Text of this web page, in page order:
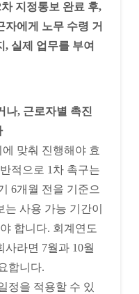
지정통보 완료 후,
자에게 노무 수령 거
, 실제 업무를 부여
나, 근로자별 촉진
맞춰 진행해야 효
적으로 1차 촉구는
6개월 전을 기준으
는 사용 가능 기간이
합니다. 회계연도
라면 7월과 10월
합니다.
정을 적용할 수 있